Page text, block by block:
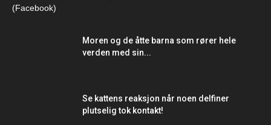
Moren og de åtte barna som rører hele
verden med sin...
Se kattens reaksjon når noen delfiner
plutselig tok kontakt!